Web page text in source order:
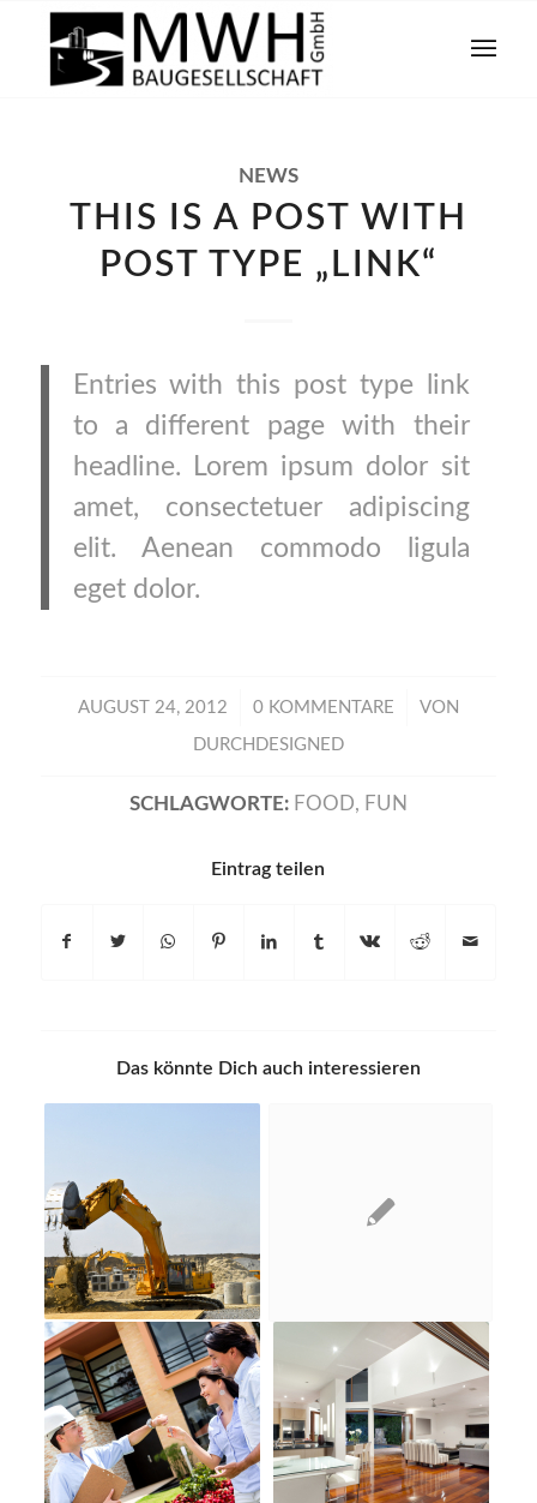
NEWS
THIS IS A POST WITH
POST TYPE „LINK“
Entries with this post type link
to a different page with their
headline. Lorem ipsum dolor sit
amet, consectetuer adipiscing
elit. Aenean commodo ligula
eget dolor.
AUGUST 24, 2012
/ 0 KOMMENTARE
/ VON
DURCHDESIGNED
SCHLAGWORTE: FOOD, FUN
Eintrag teilen
Das könnte Dich auch interessieren